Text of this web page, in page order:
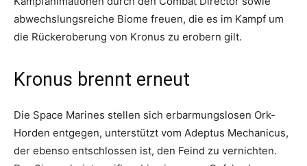
abwechslungsreiche Biome freuen, die es im Kampf um
die Rückeroberung von Kronus zu erobern gilt.
Kronus brennt erneut
Die Space Marines stellen sich erbarmungslosen Ork-
Horden entgegen, unterstützt vom Adeptus Mechanicus,
der ebenso entschlossen ist, den Feind zu vernichten.